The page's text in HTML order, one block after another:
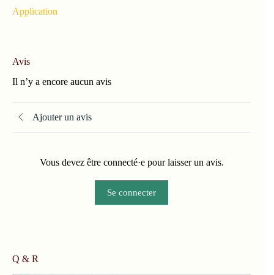
Application
Avis
Il n’y a encore aucun avis
Ajouter un avis
Vous devez être connecté·e pour laisser un avis.
Se connecter
Q & R